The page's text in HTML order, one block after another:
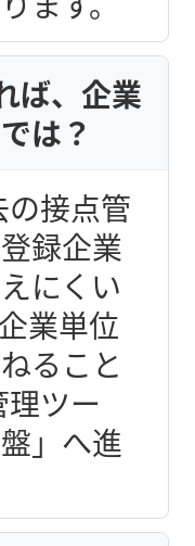
ば、企業
は？
接点管
録企業
にくい
業単位
ること
ツー
」へ進